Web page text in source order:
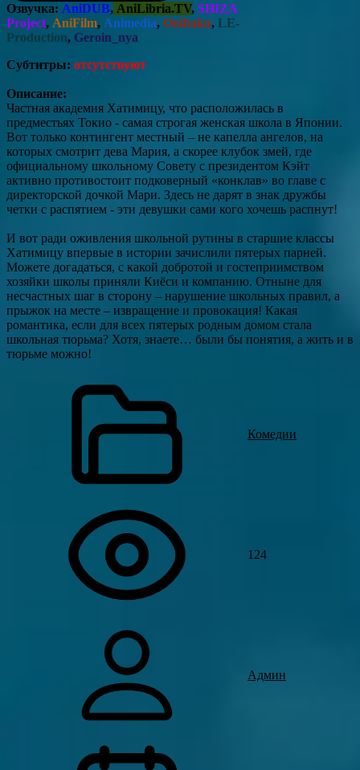
Озвучка: AniDUB, AniLibria.TV, SHIZA
Project, AniFilm, Animedia, Onibaku, LE-
Production, Geroin_nya
Субтитры: отсутствуют
Описание:
Частная академия Хатимицу, что расположилась в
предместьях Токио - самая строгая женская школа в Японии.
Вот только контингент местный – не капелла ангелов, на
которых смотрит дева Мария, а скорее клубок змей, где
официальному школьному Совету с президентом Кэйт
активно противостоит подковерный «конклав» во главе с
директорской дочкой Мари. Здесь не дарят в знак дружбы
четки с распятием - эти девушки сами кого хочешь распнут!
И вот ради оживления школьной рутины в старшие классы
Хатимицу впервые в истории зачислили пятерых парней.
Можете догадаться, с какой добротой и гостеприимством
хозяйки школы приняли Киёси и компанию. Отныне для
несчастных шаг в сторону – нарушение школьных правил, а
прыжок на месте – извращение и провокация! Какая
романтика, если для всех пятерых родным домом стала
школьная тюрьма? Хотя, знаете… были бы понятия, а жить и в
тюрьме можно!
Комедии
124
Админ